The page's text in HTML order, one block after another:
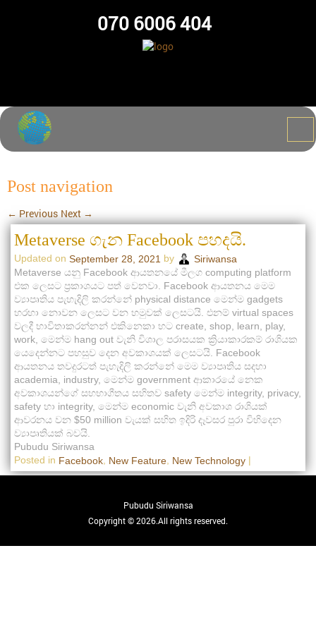
070 6006 404
Post navigation
← Previous Next →
Metaverse ගැන Facebook පහදයි.
Updated on September 28, 2021 by
Siriwansa
Metaverse යනු Facebook ආයතනයේ මීලග computing platform
එක ලෙසට ප්‍රකාශයට පත් වෙනවා. Facebook ආයතනය මෙම
ව්‍යාපෘතිය පැහැදිලි කරන්නේ physical distance මෙන්ම gadgets
හරහා නොවන ලෙසට වන හමුවක් ලෙසටයි. එනම් virtual spaces
වලදී භාවිතාකරන්නන් එකිනෙකා හට create, shop, learn, play,
work, මෙන්ම hang out වැනි විශාල පරාසයක ක්‍රියාකාරකම් රාශියක
යෙදෙන්නට පහසුව දෙන අවකාශයක් ලෙසටයි. Facebook
ආයතනය තවදුරටත් පැහැදිලි කරන්නේ මෙම ව්‍යාපෘතිය සදහා
academia, industry, මෙන්ම government ආකාරයේ නෙක
අවකාශයන්ගේ සහභාගීතය සහිතව safety මෙන්ම integrity, privacy,
safety හා integrity, මෙන්ම economic වැනි අවකාශ රාශියක්
ආවරනය වන $50 million වැයක් සහිත ඉදිරි දෑවසර පුරා විහිදෙන
ව්‍යාපෘතියක් බවයි.
Pubudu Siriwansa
Posted in Facebook New Feature New Technology |
Copyright © 2026.All rights reserved.
Pubudu Siriwansa